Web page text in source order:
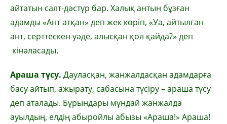
айтатын салт-дәстүр бар. Халық антын бұзған
адамды «Ант атқан» деп жек көріп, «Уа, айтылған
ант, серттескен уәде, алысқан қол қайда?» деп
кінәласады.
Араша түсу. Дауласқан, жанжалдасқан адамдарға
басу айтып, ажырату, сабасына түсіру – араша түсу
деп аталады. Бұрындары мұндай жанжалда
ауылдың, елдің абыройлы абызы «Араша!» Араша!